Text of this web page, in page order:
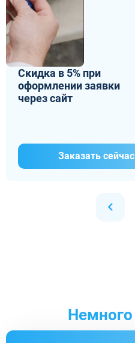
Скидка в 5% при
оформлении заявки
через сайт
Заказать сейчас
Немного